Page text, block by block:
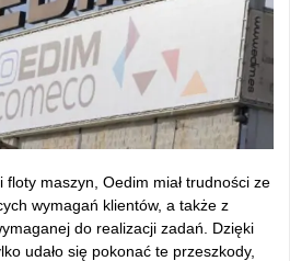
floty maszyn, Oedim miał trudności ze
wymagań klientów, a także z
do realizacji zadań. Dzięki
udało się pokonać te przeszkody,